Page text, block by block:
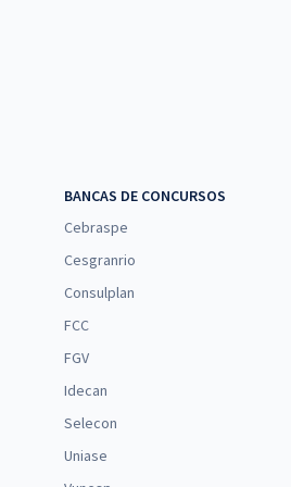
BANCAS DE CONCURSOS
Cebraspe
Cesgranrio
Consulplan
FCC
FGV
Idecan
Selecon
Uniase